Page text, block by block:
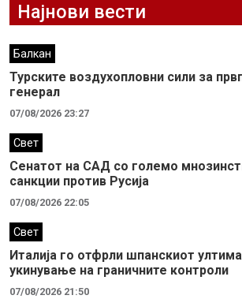
Најнови вести
Балкан
Турските воздухопловни сили за
генерал
07/08/2026 23:27
Свет
Сенатот на САД со големо
санкции против Русија
07/08/2026 22:05
Свет
Италија го отфрли шпанскиот
укинување на граничните контроли
07/08/2026 21:50